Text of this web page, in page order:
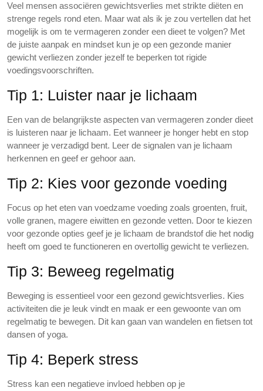
Veel mensen associëren gewichtsverlies met strikte diëten en
strenge regels rond eten. Maar wat als ik je zou vertellen dat het
mogelijk is om te vermageren zonder een dieet te volgen? Met
de juiste aanpak en mindset kun je op een gezonde manier
gewicht verliezen zonder jezelf te beperken tot rigide
voedingsvoorschriften.
Tip 1: Luister naar je lichaam
Een van de belangrijkste aspecten van vermageren zonder dieet
is luisteren naar je lichaam. Eet wanneer je honger hebt en stop
wanneer je verzadigd bent. Leer de signalen van je lichaam
herkennen en geef er gehoor aan.
Tip 2: Kies voor gezonde voeding
Focus op het eten van voedzame voeding zoals groenten, fruit,
volle granen, magere eiwitten en gezonde vetten. Door te kiezen
voor gezonde opties geef je je lichaam de brandstof die het nodig
heeft om goed te functioneren en overtollig gewicht te verliezen.
Tip 3: Beweeg regelmatig
Beweging is essentieel voor een gezond gewichtsverlies. Kies
activiteiten die je leuk vindt en maak er een gewoonte van om
regelmatig te bewegen. Dit kan gaan van wandelen en fietsen tot
dansen of yoga.
Tip 4: Beperk stress
Stress kan een negatieve invloed hebben op je